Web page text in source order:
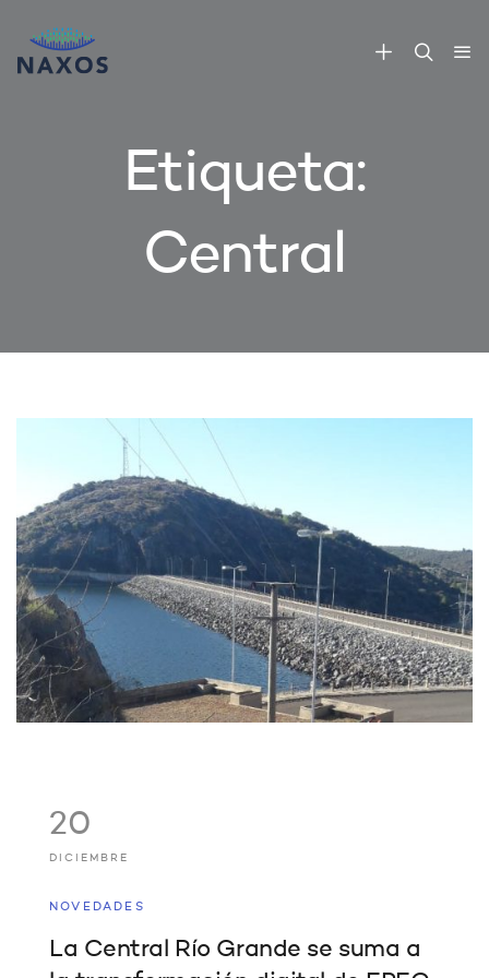
Etiqueta:
Central
20
DICIEMBRE
NOVEDADES
La Central Río Grande se suma a